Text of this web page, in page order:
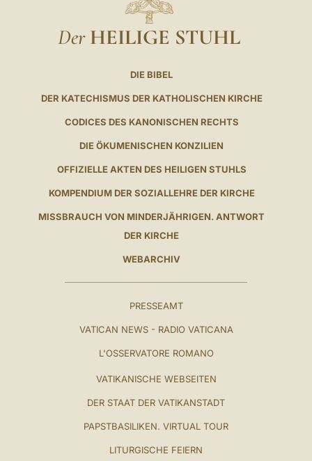
Der HEILIGE STUHL
DIE BIBEL
DER KATECHISMUS DER KATHOLISCHEN KIRCHE
CODICES DES KANONISCHEN RECHTS
DIE ÖKUMENISCHEN KONZILIEN
OFFIZIELLE AKTEN DES HEILIGEN STUHLS
KOMPENDIUM DER SOZIALLEHRE DER KIRCHE
MISSBRAUCH VON MINDERJÄHRIGEN. ANTWORT
DER KIRCHE
WEBARCHIV
PRESSEAMT
VATICAN NEWS - RADIO VATICANA
L'OSSERVATORE ROMANO
VATIKANISCHE WEBSEITEN
DER STAAT DER VATIKANSTADT
PAPSTBASILIKEN. VIRTUAL TOUR
LITURGISCHE FEIERN